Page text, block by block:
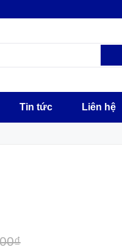
Tin tức Liên hệ
MUA NGAY